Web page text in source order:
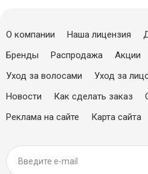
О компании Наша лицензия
Бренды
Распродажа Акции
Уход за волосами
Уход за
Новости
Как сделать заказ
Реклама на сайте
Карта сайта